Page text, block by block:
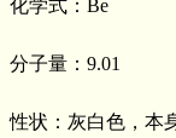
化学式：Be
分子量：9.01
性状：灰白色，本